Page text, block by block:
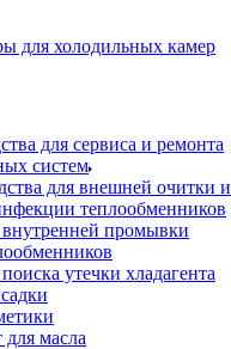
для холодильных камер
для сервиса и ремонта
систем
для внешней очитки и
теплообменников
промывки
утечки хладагента
для масла